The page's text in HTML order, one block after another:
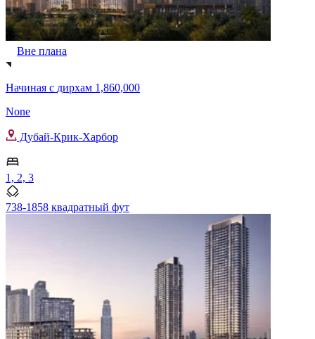
Вне плана
Начиная с дирхам 1,860,000
None
Дубай-Крик-Харбор
1, 2, 3
738-1858 квадратный фут